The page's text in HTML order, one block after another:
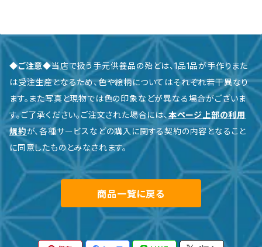
◆ご注意◆当店で扱う手元供養品の殆どは、1品1品が手作りまた
は受注生産となるため、色や絵柄についてはそれぞれ若干異なり
ます。また写真と現物では色の印象などが異なる場合がございま
す。ご了承ください。ご注文された場合には、本ページ上部の利用
規約が、各種サービスなどの購入に関する契約の内容となること
に同意したものとみなされます。
商品一覧に戻る